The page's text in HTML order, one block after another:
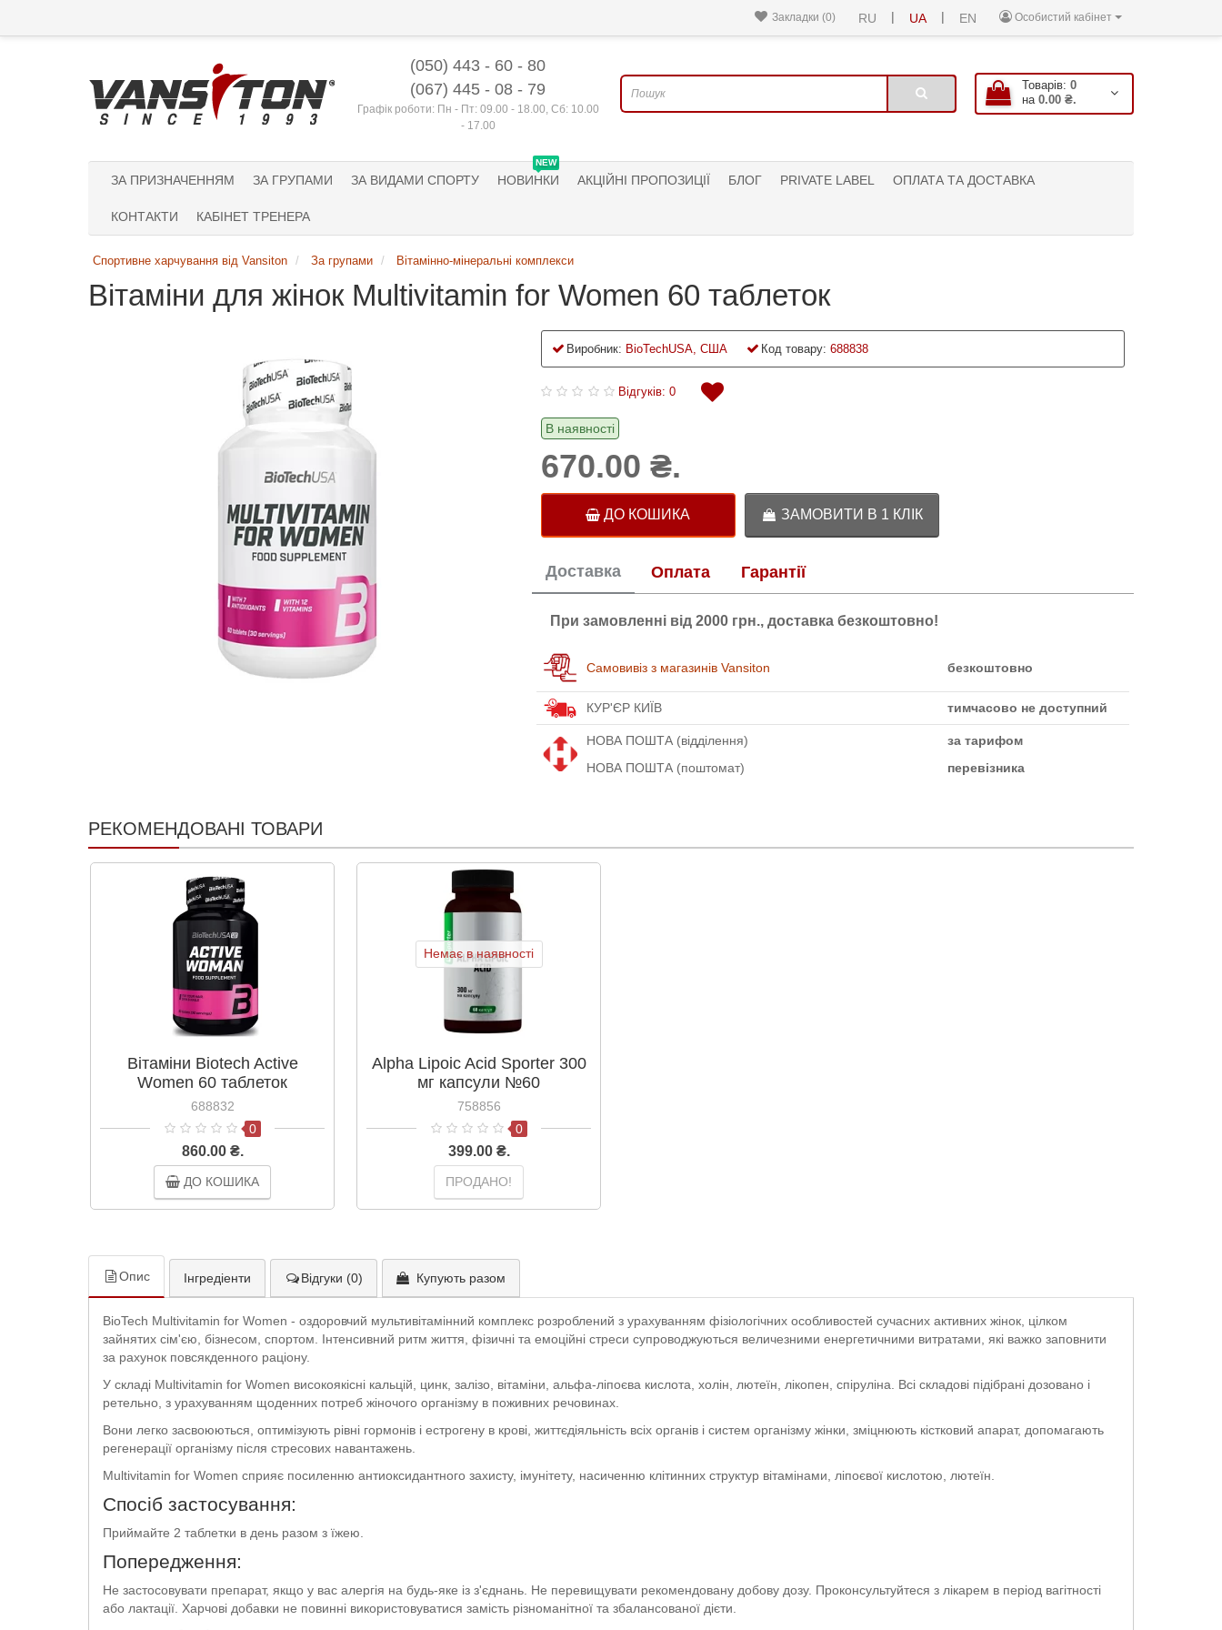
Особистий кабінет
RU | UA | EN
Закладки (0)
(050) 443 - 60 - 80
(067) 445 - 08 - 79
Графік роботи: Пн - Пт: 09.00 - 18.00, Сб: 10.00
- 17.00
Товарів: 0
на 0.00 ₴.
ЗА ПРИЗНАЧЕННЯМ ЗА ГРУПАМИ ЗА ВИДАМИ СПОРТУ
NEW
НОВИНКИ АКЦІЙНІ ПРОПОЗИЦІЇ БЛОГ PRIVATE LABEL ОПЛАТА ТА ДОСТАВКА
КОНТАКТИ КАБІНЕТ ТРЕНЕРА
Спортивне харчування від Vansiton За групами Вітамінно-мінеральні комплекси
Вітаміни для жінок Multivitamin for Women 60 таблеток
Виробник: BioTechUSA, США Код товару: 688838
Відгуків: 0
В наявності
670.00 ₴.
ДО КОШИКА ЗАМОВИТИ В 1 КЛІК
Доставка Оплата Гарантії
При замовленні від 2000 грн., доставка безкоштовно!
Самовивіз з магазинів Vansiton безкоштовно
КУР'ЄР КИЇВ тимчасово не доступний
НОВА ПОШТА (відділення)
за тарифом
НОВА ПОШТА (поштомат)
перевізника
РЕКОМЕНДОВАНІ ТОВАРИ
Вітаміни Biotech Active
Women 60 таблеток
688832
0
860.00 ₴.
ДО КОШИКА
Немає в наявності
Alpha Lipoic Acid Sporter 300
мг капсули №60
758856
0
399.00 ₴.
ПРОДАНО!
Опис Інгредіенти Відгуки (0) Купують разом
BioTech Multivitamin for Women - оздоровчий мультивітамінний комплекс розроблений з урахуванням фізіологічних особливостей сучасних активних жінок, цілком
зайнятих сім'єю, бізнесом, спортом. Інтенсивний ритм життя, фізичні та емоційні стреси супроводжуються величезними енергетичними витратами, які важко заповнити
за рахунок повсякденного раціону.
У складі Multivitamin for Women високоякісні кальцій, цинк, залізо, вітаміни, альфа-ліпоєва кислота, холін, лютеїн, лікопен, спіруліна. Всі складові підібрані дозовано і
ретельно, з урахуванням щоденних потреб жіночого організму в поживних речовинах.
Вони легко засвоюються, оптимізують рівні гормонів і естрогену в крові, життєдіяльність всіх органів і систем організму жінки, зміцнюють кістковий апарат, допомагають
регенерації організму після стресових навантажень.
Multivitamin for Women сприяє посиленню антиоксидантного захисту, імунітету, насиченню клітинних структур вітамінами, ліпоєвої кислотою, лютеїн.
Спосіб застосування:
Приймайте 2 таблетки в день разом з їжею.
Попередження:
Не застосовувати препарат, якщо у вас алергія на будь-яке із з'єднань. Не перевищувати рекомендовану добову дозу. Проконсультуйтеся з лікарем в період вагітності
або лактації. Харчові добавки не повинні використовуватися замість різноманітної та збалансованої дієти.